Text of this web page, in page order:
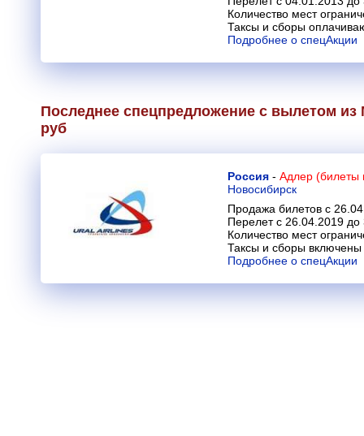
Количество мест
Таксы и сборы
Подробнее о спецАкции
Последнее спецпредложение с вылетом
руб
Россия - Адлер (билеты
Новосибирск
Продажа билетов с
Перелет с 26.04.2019 до
Количество мест
Таксы и сборы включены
Подробнее о спецАкции